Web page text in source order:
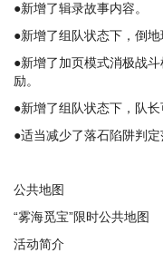
●新增了辑录故事内容。
●新增了组队状态下，倒
●新增了加页模式消极战
励。
●新增了组队状态下，队
●适当减少了落石陷阱判定
公共地图
“雾海觅宝”限时公共地图
活动简介